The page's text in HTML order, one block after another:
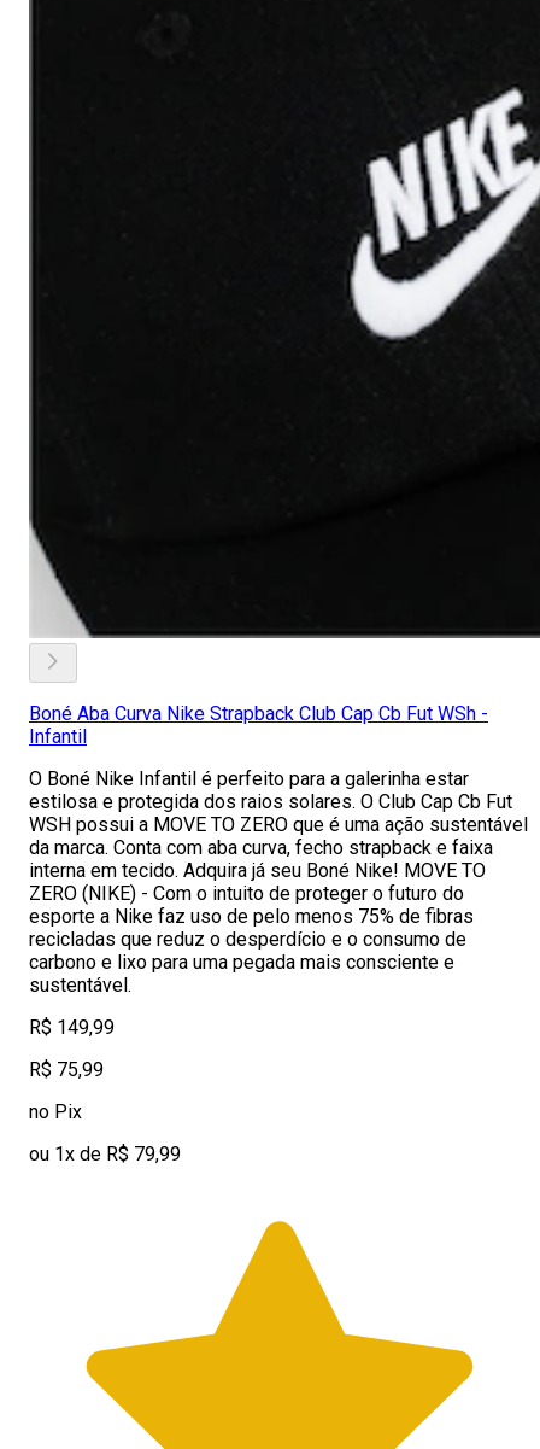
Boné Aba Curva Nike Strapback Club Cap Cb Fut WSh -
Infantil
O Boné Nike Infantil é perfeito para a galerinha estar
estilosa e protegida dos raios solares. O Club Cap Cb Fut
WSH possui a MOVE TO ZERO que é uma ação sustentável
da marca. Conta com aba curva, fecho strapback e faixa
interna em tecido. Adquira já seu Boné Nike! MOVE TO
ZERO (NIKE) - Com o intuito de proteger o futuro do
esporte a Nike faz uso de pelo menos 75% de fibras
recicladas que reduz o desperdício e o consumo de
carbono e lixo para uma pegada mais consciente e
sustentável.
R$ 149,99
R$ 75,99
no Pix
ou 1x de R$ 79,99